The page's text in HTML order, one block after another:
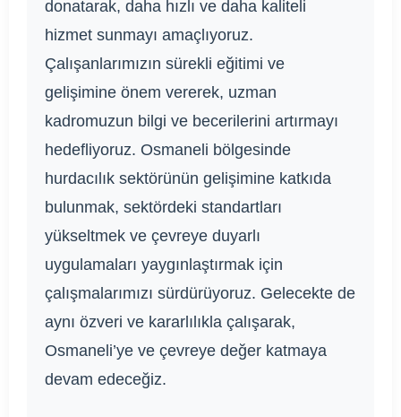
donatarak, daha hızlı ve daha kaliteli
hizmet sunmayı amaçlıyoruz.
Çalışanlarımızın sürekli eğitimi ve
gelişimine önem vererek, uzman
kadromuzun bilgi ve becerilerini artırmayı
hedefliyoruz. Osmaneli bölgesinde
hurdacılık sektörünün gelişimine katkıda
bulunmak, sektördeki standartları
yükseltmek ve çevreye duyarlı
uygulamaları yaygınlaştırmak için
çalışmalarımızı sürdürüyoruz. Gelecekte de
aynı özveri ve kararlılıkla çalışarak,
Osmaneli’ye ve çevreye değer katmaya
devam edeceğiz.